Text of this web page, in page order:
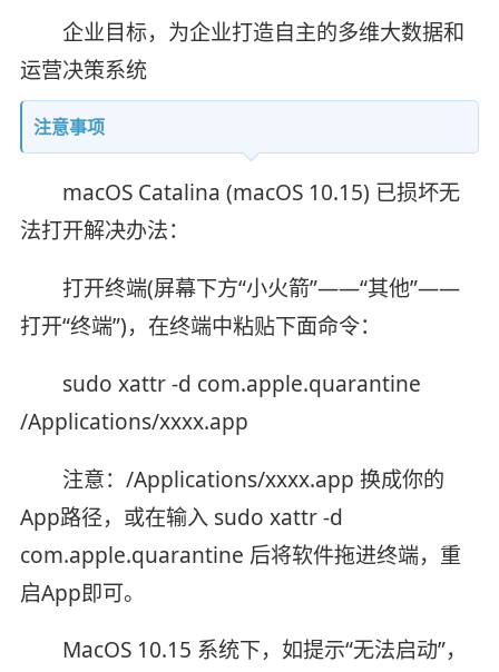
企业目标，为企业打造自主的多维大数据和
运营决策系统
注意事项
macOS Catalina (macOS 10.15) 已损坏无
法打开解决办法：
打开终端(屏幕下方“小火箭”——“其他”——
打开“终端”)，在终端中粘贴下面命令：
sudo xattr -d com.apple.quarantine
/Applications/xxxx.app
注意：/Applications/xxxx.app 换成你的
App路径，或在输入 sudo xattr -d
com.apple.quarantine 后将软件拖进终端，重
启App即可。
MacOS 10.15 系统下，如提示“无法启动”，